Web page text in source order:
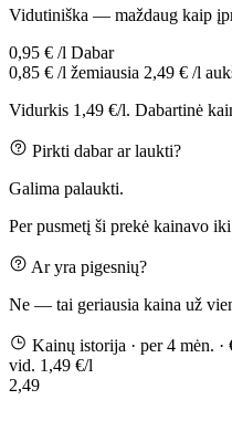
Vidutiniška — maždaug kaip
0,95 € /l Dabar
0,85 € /l žemiausia 2,49 € /l
Vidurkis 1,49 €/l. Dabartinė
Pirkti dabar ar laukti?
Galima palaukti.
Per pusmetį ši prekė kainavo
Ar yra pigesnių?
Ne — tai geriausia kaina už
Kainų istorija · per 4 mėn. ·
vid. 1,49 €/l
2,49